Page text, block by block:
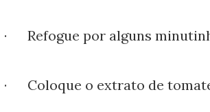
· Refogue por alguns
· Coloque o extrato de